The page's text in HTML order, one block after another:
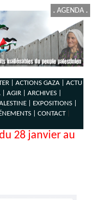
. AGENDA .
| ACTIONS GAZA |
ACTU
AGIR |
ARCHIVES |
|
EXPOSITIONS |
| CONTACT|
28 janvier au